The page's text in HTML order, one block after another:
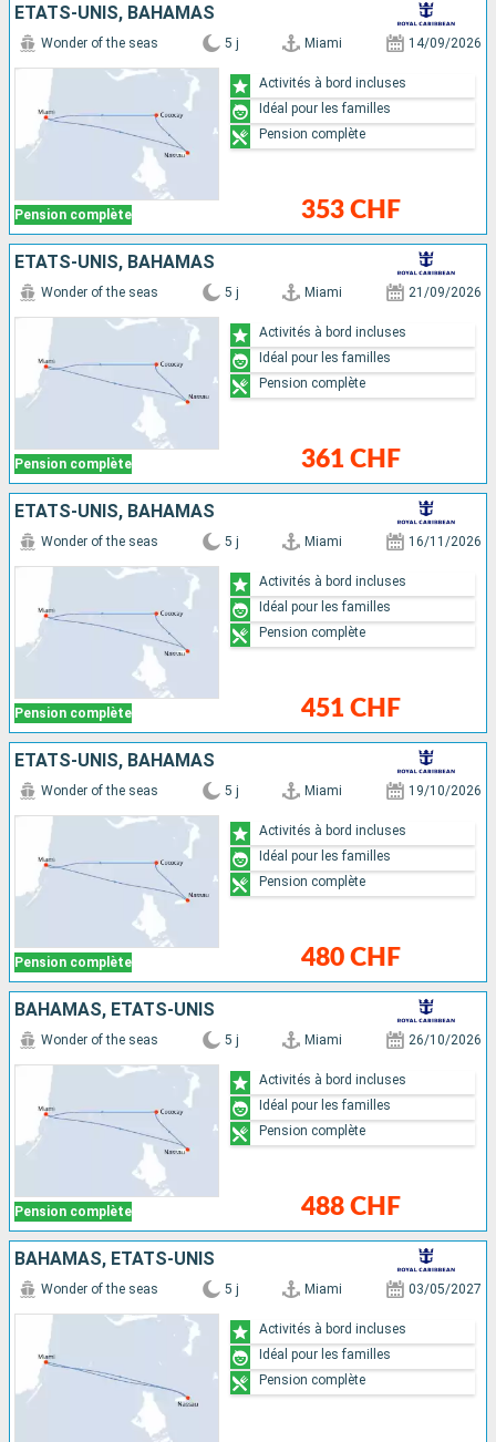
ÉTATS-UNIS, BAHAMAS
Pension complète
Wonder of the seas 5 j Miami 14/09/2026
353 CHF
Activités à bord incluses
Idéal pour les familles
Pension complète
ÉTATS-UNIS, BAHAMAS
Pension complète
Wonder of the seas 5 j Miami 21/09/2026
361 CHF
Activités à bord incluses
Idéal pour les familles
Pension complète
ÉTATS-UNIS, BAHAMAS
Pension complète
Wonder of the seas 5 j Miami 16/11/2026
451 CHF
Activités à bord incluses
Idéal pour les familles
Pension complète
ÉTATS-UNIS, BAHAMAS
Pension complète
Wonder of the seas 5 j Miami 19/10/2026
480 CHF
Activités à bord incluses
Idéal pour les familles
Pension complète
BAHAMAS, ÉTATS-UNIS
Pension complète
Wonder of the seas 5 j Miami 26/10/2026
488 CHF
Activités à bord incluses
Idéal pour les familles
Pension complète
BAHAMAS, ÉTATS-UNIS
Wonder of the seas 5 j Miami 03/05/2027
Activités à bord incluses
Idéal pour les familles
Pension complète